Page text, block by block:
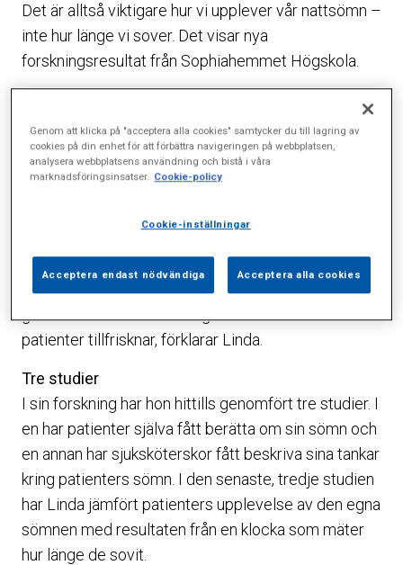
Det är alltså viktigare hur vi upplever vår nattsömn –
inte hur länge vi sover. Det visar nya
forskningsresultat från Sophiahemmet Högskola.
sin doktorsavhandling på Sophiahemmet Högskola.
Hon har fördjupat sig i hur patienter inom
akutsjukvården sover. Ett område som få andra
vakuum och att det är på dagarna vi vårdar. Det
stämmer inte. En del av vården utförs ju nattetid och
patienter tillfrisknar, förklarar Linda.
Tre studier
I sin forskning har hon hittills genomfört tre studier. I
en har patienter själva fått berätta om sin sömn och
en annan har sjuksköterskor fått beskriva sina tankar
kring patienters sömn. I den senaste, tredje studien
har Linda jämfört patienters upplevelse av den egna
sömnen med resultaten från en klocka som mäter
hur länge de sovit.
Genom att klicka på "acceptera alla cookies" samtycker du till lagring av
cookies på din enhet för att förbättra navigeringen på webbplatsen,
analysera webbplatsens användning och bistå i våra
marknadsföringsinsatser. Cookie-policy
Cookie-inställningar
Acceptera endast nödvändiga Acceptera alla cookies